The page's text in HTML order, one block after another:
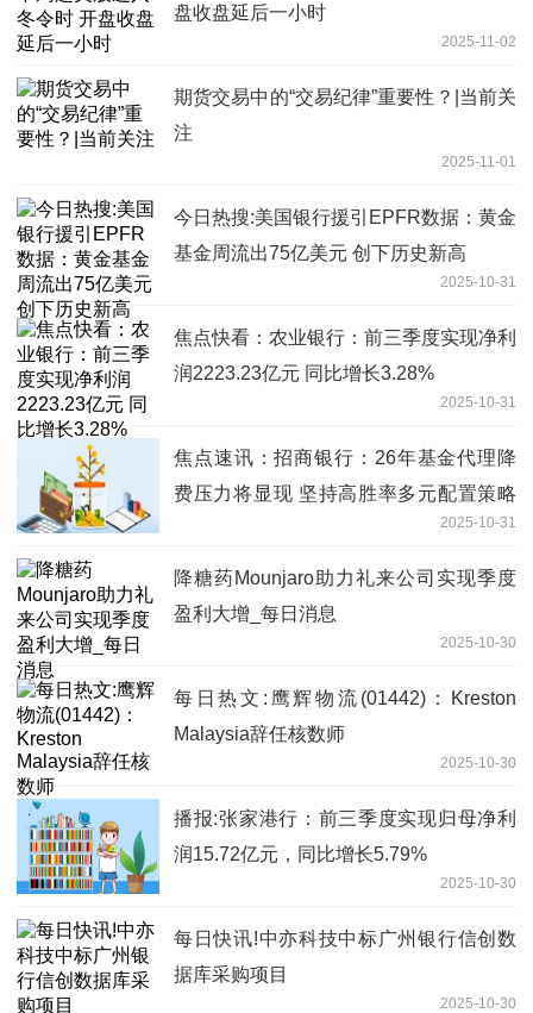
盘收盘延后一小时
2025-11-02
期货交易中的“交易纪律”重要性？|当前关
注
2025-11-01
今日热搜:美国银行援引EPFR数据：黄金
基金周流出75亿美元 创下历史新高
2025-10-31
焦点快看：农业银行：前三季度实现净利
润2223.23亿元 同比增长3.28%
2025-10-31
焦点速讯：招商银行：26年基金代理降
费压力将显现 坚持高胜率多元配置策略
2025-10-31
降糖药Mounjaro助力礼来公司实现季度
盈利大增_每日消息
2025-10-30
每日热文:鹰辉物流(01442)：Kreston
Malaysia辞任核数师
2025-10-30
播报:张家港行：前三季度实现归母净利
润15.72亿元，同比增长5.79%
2025-10-30
每日快讯!中亦科技中标广州银行信创数
据库采购项目
2025-10-30